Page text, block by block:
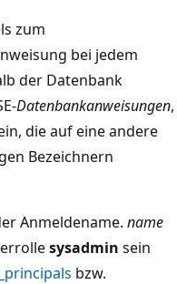
zum
bei jedem
der Datenbank
Datenbankanweisungen,
die auf eine andere
Bezeichnern
Anmeldename. name
sysadmin sein
bzw.